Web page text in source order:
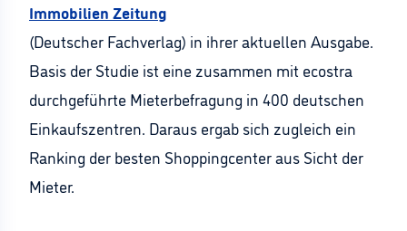
Immobilien Zeitung
(Deutscher Fachverlag) in ihrer aktuellen Ausgabe.
Basis der Studie ist eine zusammen mit ecostra
durchgeführte Mieterbefragung in 400 deutschen
Einkaufszentren. Daraus ergab sich zugleich ein
Ranking der besten Shoppingcenter aus Sicht der
Mieter.